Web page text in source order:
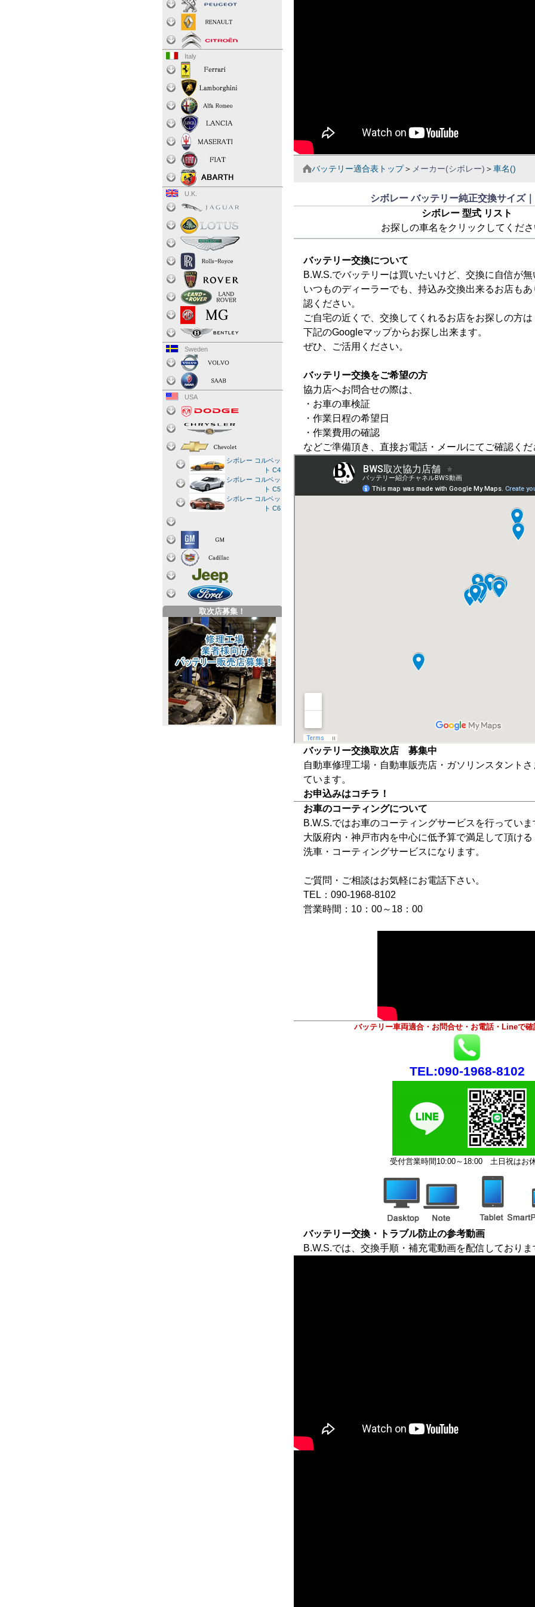
バッテリー適合表トップ＞ メーカー(シボレー) ＞車名()
シボレー バッテリー純正交換サイズ
シボレー 型式 リスト
お探しの車名をクリックしてくださ
バッテリー交換について
B.W.S.でバッテリーは買いたいけど、交換に自信が無
いつものディーラーでも、持込み交換出来るお店も
認ください。
ご自宅の近くで、交換してくれるお店をお探しの方は
下記のGoogleマップからお探し出来ます。
ぜひ、ご活用ください。
バッテリー交換をご希望の方
協力店へお問合せの際は、
・お車の車検証
・作業日程の希望日
・作業費用の確認
などご準備頂き、直接お電話・メールにてご確認くだ
バッテリー交換取次店 募集中
自動車修理工場・自動車販売店・ガソリンスタント
ています。
お申込みはコチラ！
お車のコーティングについて
B.W.S.ではお車のコーティングサービスを行っていま
大阪府内・神戸市内を中心に低予算で満足して頂ける
洗車・コーティングサービスになります。
ご質問・ご相談はお気軽にお電話下さい。
TEL：090-1968-8102
営業時間：10：00～18：00
バッテリー車両適合・お問合せ・お電話・Lineで確
TEL:090-1968-8102
受付営業時間10:00～18:00 土日祝はお
バッテリー交換・トラブル防止の参考動画
B.W.S.では、交換手順・補充電動画を配信しておりま
Italy
U.K.
Sweden
USA
シボレー コルベッ
ト C4
シボレー コルベッ
ト C5
シボレー コルベッ
ト C6
取次店募集！